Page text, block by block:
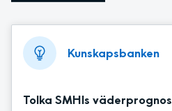
Kunskapsbanken
Tolka SMHIs